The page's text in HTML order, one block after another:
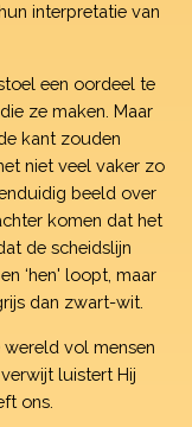
interpretatie van
een oordeel te
ze maken. Maar
kant zouden
niet veel vaker zo
beeld over
komen dat het
de scheidslijn
‘hen' loopt, maar
dan zwart-wit.
vol mensen
luistert Hij
ons.